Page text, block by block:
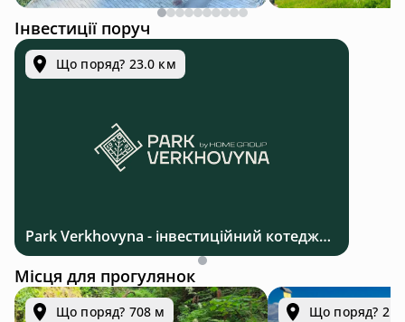
Інвестиції поруч
Що поряд? 23.0 км
Park Verkhovyna - інвестиційний котеджний комплекс біля Верховини в Карпатах
Місця для прогулянок
Що поряд? 708 м Що поряд? 2.6